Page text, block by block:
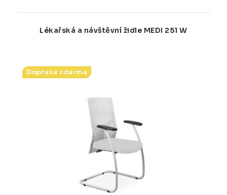
Lékařská a návštěvní židle MEDI 251 W
Doprava zdarma